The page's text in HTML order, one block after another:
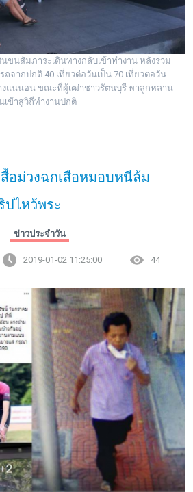
ขนสัมภาระเดินทางกลับเข้าทำงาน หลังร่วม
ถจากปกติ 40 เที่ยวต่อวันเป็น 70 เที่ยวต่อวัน
งแน่นอน ขณะที่ผู้เฒ่าชาวรัตนบุรี พาลูกหลาน
เข้าสู่วิถีทำงานปกติ
สื้อม่วงฉกเสือหมอบหนีล้ม
ปไหว้พระ
ข่าวประจำวัน
2019-01-02 11:25:00 44